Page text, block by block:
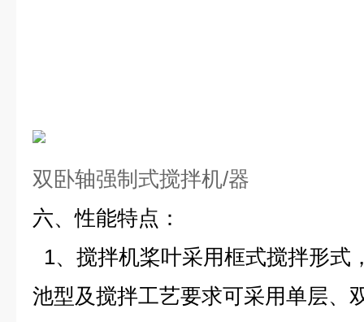
双卧轴强制式搅拌机/器
六、性能特点：
1、搅拌机桨叶采用框式搅拌形式
池型及搅拌工艺要求可采用单层、